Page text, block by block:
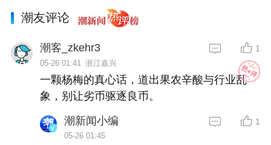
潮友评论
潮客_zkehr3
05-26 01:41 浙江嘉兴
1
一颗杨梅的真心话，道出果农辛酸与行业乱
象，别让劣币驱逐良币。
潮新闻小编
05-26 01:45
1